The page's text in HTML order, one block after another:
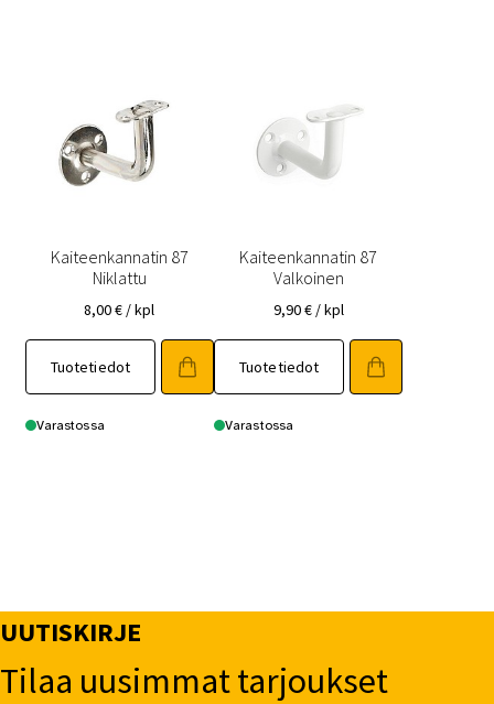
Kaiteenkannatin 87
Niklattu
8,00€ / kpl
Tuotetiedot
Varastossa
Kaiteenkannatin 87
Valkoinen
9,90€ / kpl
Tuotetiedot
Varastossa
UUTISKIRJE
Tilaa uusimmat tarjoukset